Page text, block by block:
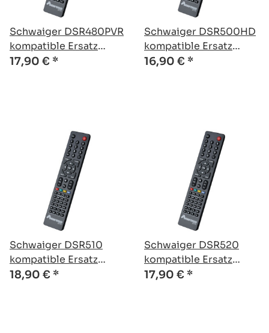
Schwaiger DSR480PVR
kompatible Ersatz
Fernbedienung
17,90 € *
Schwaiger DSR500HD
kompatible Ersatz
Fernbedienung
16,90 € *
Schwaiger DSR510
kompatible Ersatz
Fernbedienung
18,90 € *
Schwaiger DSR520
kompatible Ersatz
Fernbedienung
17,90 € *